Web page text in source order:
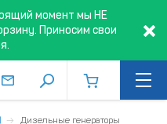
момент мы НЕ
Приносим свои
Дизельные генераторы